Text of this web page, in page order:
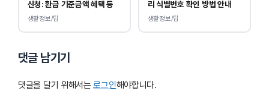
신청: 환급 기준금액 혜택 등
생활정보/팁
리 식별번호 확인 방법 안내
생활정보/팁
댓글 남기기
댓글을 달기 위해서는 로그인해야합니다.